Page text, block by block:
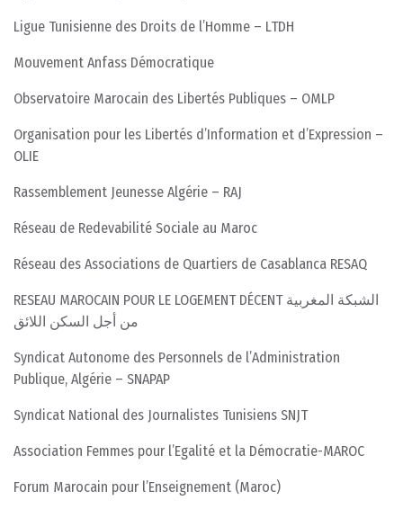
Ligue Tunisienne des Droits de l’Homme – LTDH
Mouvement Anfass Démocratique
Observatoire Marocain des Libertés Publiques – OMLP
Organisation pour les Libertés d’Information et d’Expression –
OLIE
Rassemblement Jeunesse Algérie – RAJ
Réseau de Redevabilité Sociale au Maroc
Réseau des Associations de Quartiers de Casablanca RESAQ
RESEAU MAROCAIN POUR LE LOGEMENT DÉCENT الشبكة المغربية
من أجل السكن اللائق
Syndicat Autonome des Personnels de l’Administration
Publique, Algérie – SNAPAP
Syndicat National des Journalistes Tunisiens SNJT
Association Femmes pour l’Egalité et la Démocratie-MAROC
Forum Marocain pour l’Enseignement (Maroc)